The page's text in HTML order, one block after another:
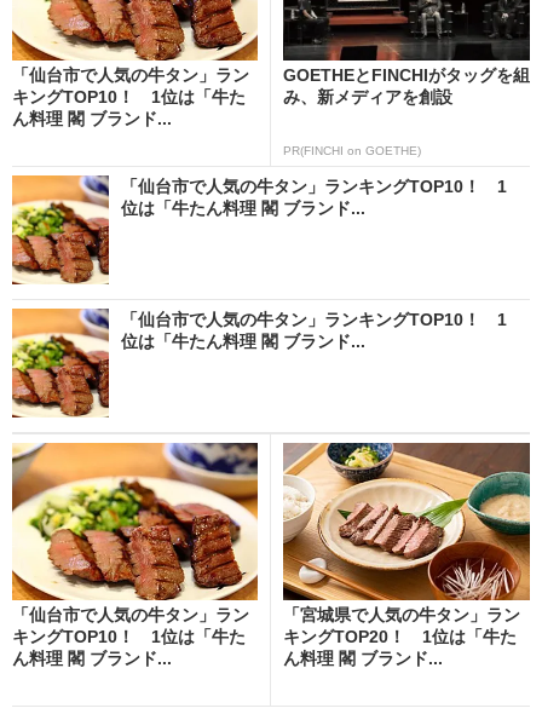
「仙台市で人気の牛タン」ラン
キングTOP10！ 1位は「牛た
ん料理 閣 ブランド...
GOETHEとFINCHIがタッグを組
み、新メディアを創設
PR(FINCHI on GOETHE)
「仙台市で人気の牛タン」ランキングTOP10！ 1
位は「牛たん料理 閣 ブランド...
「仙台市で人気の牛タン」ランキングTOP10！ 1
位は「牛たん料理 閣 ブランド...
「仙台市で人気の牛タン」ラン
キングTOP10！ 1位は「牛た
ん料理 閣 ブランド...
「宮城県で人気の牛タン」ラン
キングTOP20！ 1位は「牛た
ん料理 閣 ブランド...